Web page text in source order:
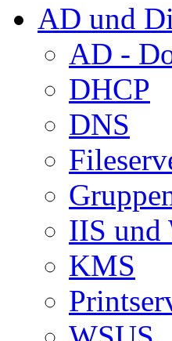
AD und
AD -
DHCP
DNS
IIS und
KMS